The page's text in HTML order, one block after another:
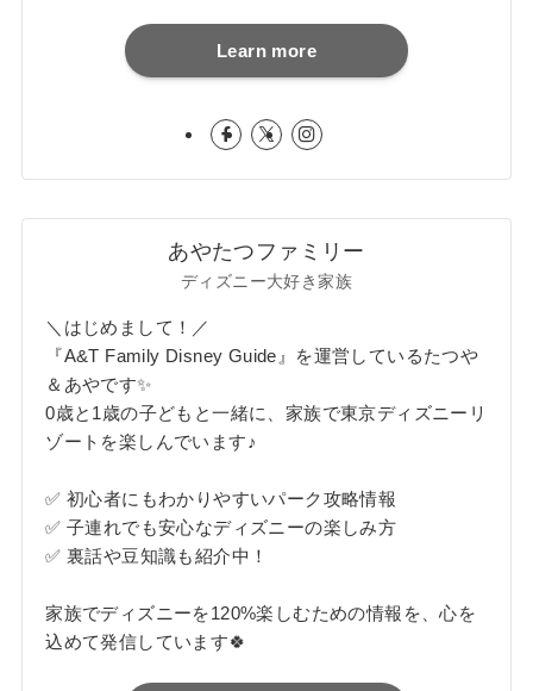
Learn more
あやたつファミリー
ディズニー大好き家族
＼はじめまして！／
『A&T Family Disney Guide』を運営しているたつや
＆あやです✨
0歳と1歳の子どもと一緒に、家族で東京ディズニーリ
ゾートを楽しんでいます♪
✅ 初心者にもわかりやすいパーク攻略情報
✅ 子連れでも安心なディズニーの楽しみ方
✅ 裏話や豆知識も紹介中！
家族でディズニーを120%楽しむための情報を、心を
込めて発信しています🍀